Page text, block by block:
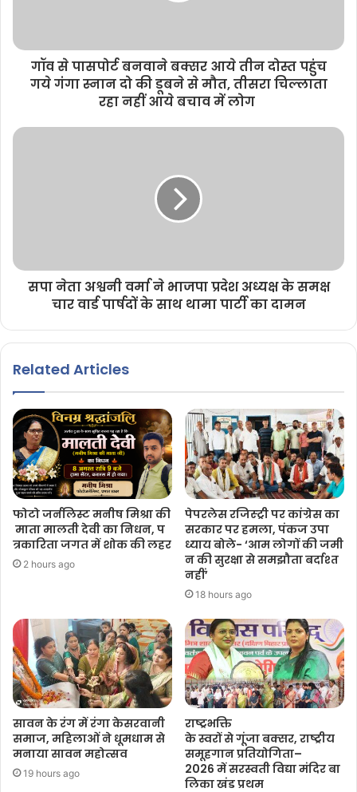
गॉव से पासपोर्ट बनवाने बक्सर आये तीन दोस्त पहुंच
गये गंगा स्नान दो की डूबने से मौत, तीसरा चिल्लाता
रहा नहीं आये बचाव में लोग
सपा नेता अश्वनी वर्मा ने भाजपा प्रदेश अध्यक्ष के समक्ष
चार वार्ड पार्षदों के साथ थामा पार्टी का दामन
Related Articles
फोटो जर्नलिस्ट मनीष मिश्रा की
माता मालती देवी का निधन, प
त्रकारिता जगत में शोक की लहर
2 hours ago
पेपरलेस रजिस्ट्री पर कांग्रेस का
सरकार पर हमला, पंकज उपा
ध्याय बोले- ‘आम लोगों की जमी
न की सुरक्षा से समझौता बर्दाश्त
नहीं’
18 hours ago
सावन के रंग में रंगा केसरवानी
समाज, महिलाओं ने धूमधाम से
मनाया सावन महोत्सव
19 hours ago
राष्ट्रभक्ति
के स्वरों से गूंजा बक्सर, राष्ट्रीय
समूहगान प्रतियोगिता–
2026 में सरस्वती विद्या मंदिर बा
लिका खंड प्रथम